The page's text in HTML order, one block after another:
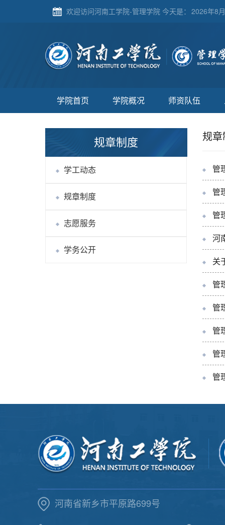
欢迎访问河南工学院-管理学院 今天是： 2026年8
学院首页 学院概况 师资队伍
规章制度
学工动态
规章制度
志愿服务
学务公开
规
管
管
管
河
关
管
管
管
管
管
河南省新乡市平原路699号